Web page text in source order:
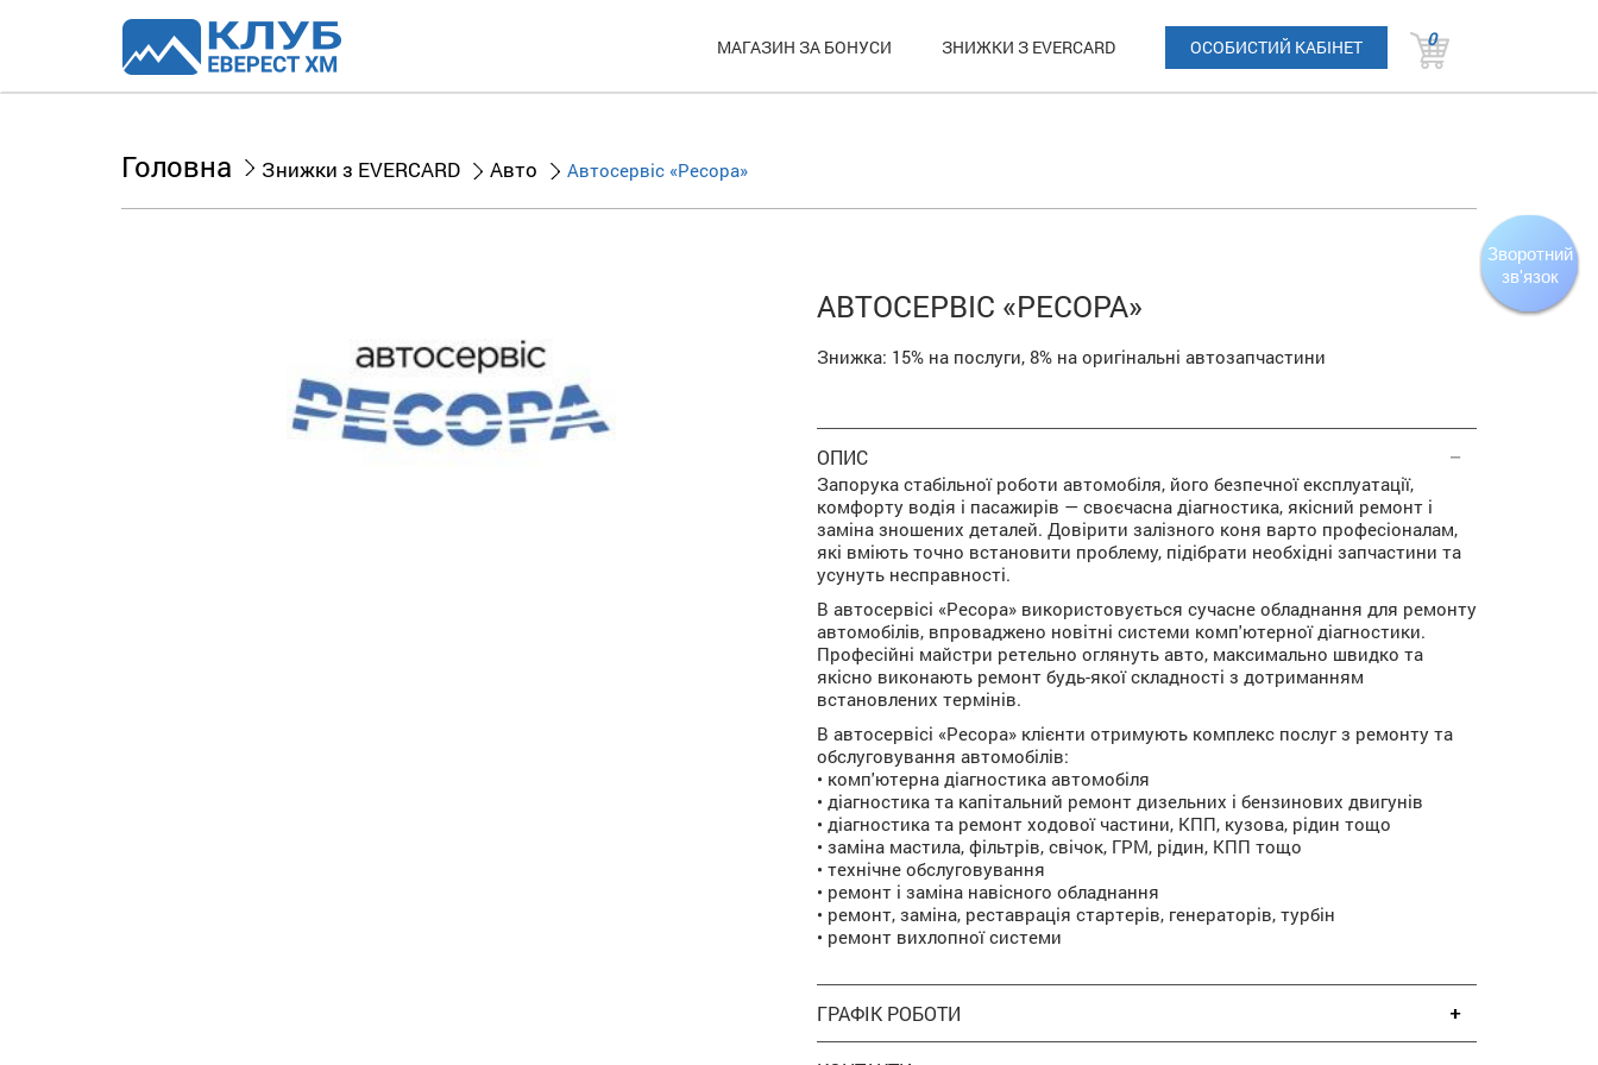
Зворотний
МАГАЗИН ЗА БОНУСИ ЗНИЖКИ З EVERCARD ОСОБИСТИЙ КАБІНЕТ 0
Головна Знижки з EVERCARD Авто Автосервіс «Ресора»
АВТОСЕРВІС «РЕСОРА»
Знижка: 15% на послуги, 8% на оригінальні автозапчастини
ОПИС
Запорука стабільної роботи автомобіля, його безпечної експлуатації,
комфорту водія і пасажирів — своєчасна діагностика, якісний ремонт і
заміна зношених деталей. Довірити залізного коня варто професіоналам,
які вміють точно встановити проблему, підібрати необхідні запчастини та
усунуть несправності.
В автосервісі «Ресора» використовується сучасне обладнання для ремонту
автомобілів, впроваджено новітні системи комп'ютерної діагностики.
Професійні майстри ретельно оглянуть авто, максимально швидко та
якісно виконають ремонт будь-якої складності з дотриманням
встановлених термінів.
В автосервісі «Ресора» клієнти отримують комплекс послуг з ремонту та
обслуговування автомобілів:
• комп'ютерна діагностика автомобіля
• діагностика та капітальний ремонт дизельних і бензинових двигунів
• діагностика та ремонт ходової частини, КПП, кузова, рідин тощо
• заміна мастила, фільтрів, свічок, ГРМ, рідин, КПП тощо
• технічне обслуговування
• ремонт і заміна навісного обладнання
• ремонт, заміна, реставрація стартерів, генераторів, турбін
• ремонт вихлопної системи
ГРАФІК РОБОТИ